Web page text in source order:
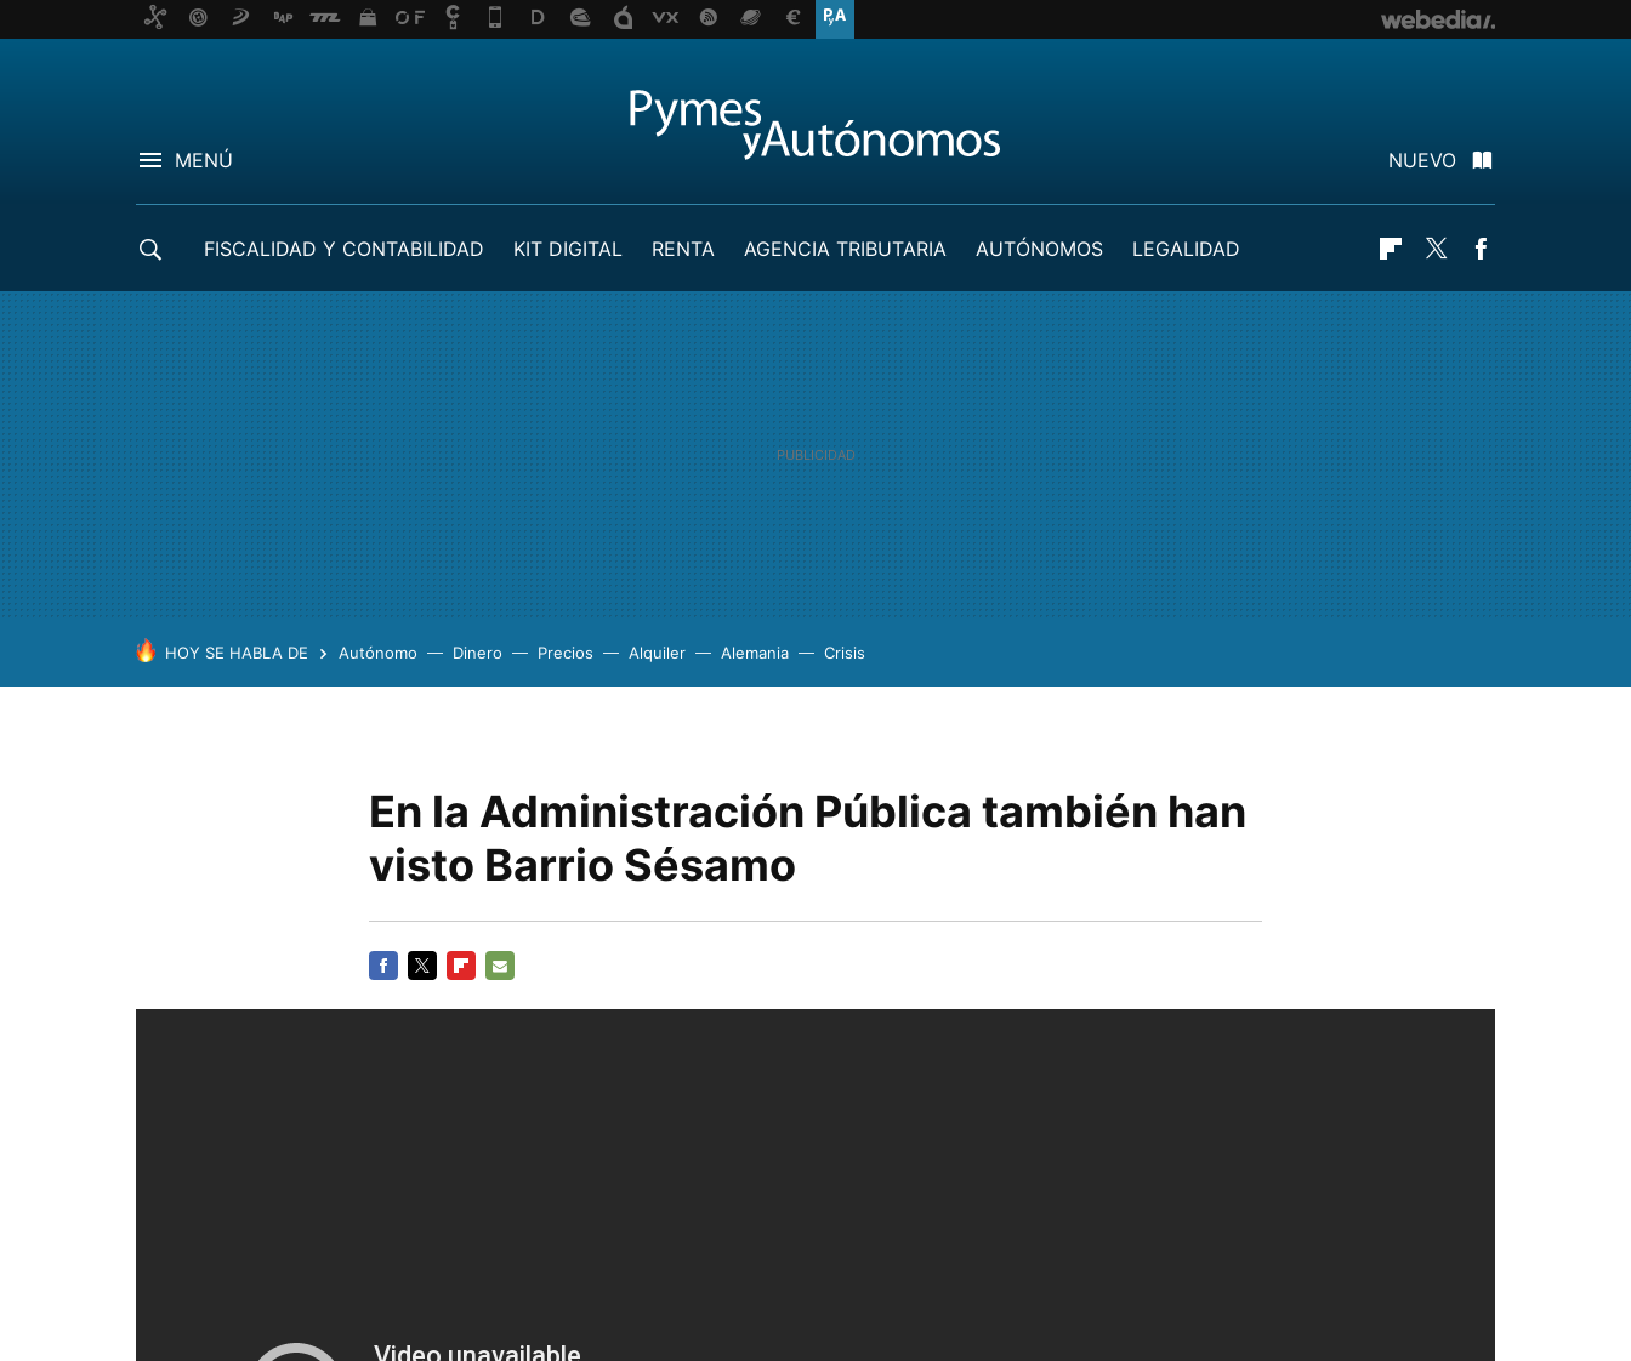
MENÚ NUEVO
FISCALIDAD Y CONTABILIDAD KIT DIGITAL RENTA AGENCIA TRIBUTARIA AUTÓNOMOS
LEGALIDAD
Flipboard
Twitter
HOY SE HABLA DE Autónomo Dinero Precios Alquiler Alemania Crisis
En la Administración Pública también han
visto Barrio Sésamo